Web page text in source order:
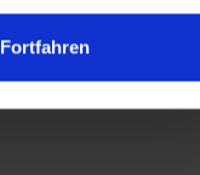
Fortfahren